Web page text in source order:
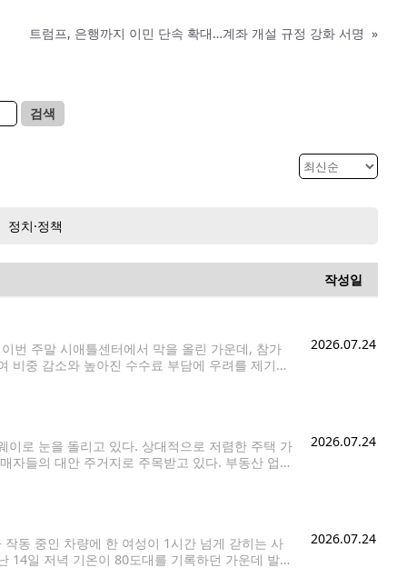
트럼프, 은행까지 이민 단속 확대…계좌 개설 규정 강화 서명 »
검색
정치·정책
작성일
번 주말 시애틀센터에서 막을 올린 가운데, 참가
비중 감소와 높아진 수수료 부담에 우려를 제기했
2026.07.24
로 눈을 돌리고 있다. 상대적으로 저렴한 주택 가
자들의 대안 주거지로 주목받고 있다. 부동산 업계
2026.07.24
동 중인 차량에 한 여성이 1시간 넘게 갇히는 사
14일 저녁 기온이 80도대를 기록하던 가운데 발생
2026.07.24